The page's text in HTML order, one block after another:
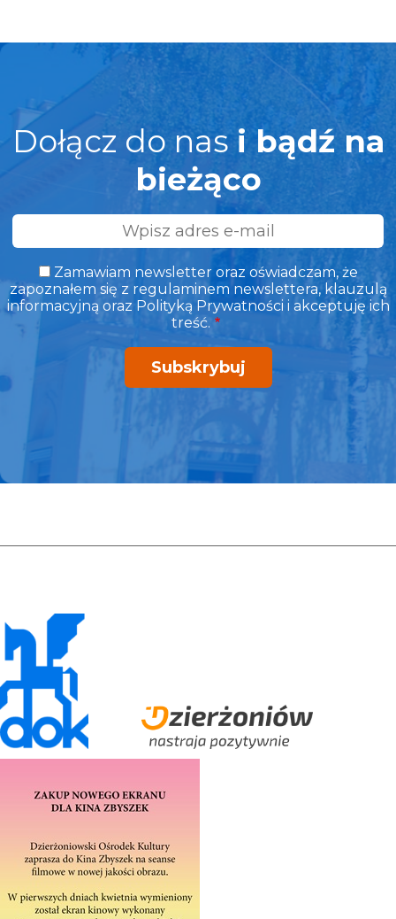
Dołącz do nasi bądź na
bieżąco
Adres
e-
mail Zamawiam newsletter oraz oświadczam, że
zapoznałem się z regulaminem newslettera, klauzulą
informacyjną oraz Polityką Prywatności i akceptuję ich
treść.